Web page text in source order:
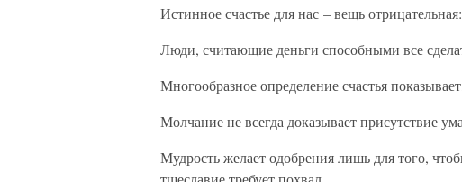
Истинное счастье для нас – вещь
Люди, считающие деньги способными все
Многообразное определение счастья
Молчание не всегда доказывает присутствие
Мудрость желает одобрения лишь для того,